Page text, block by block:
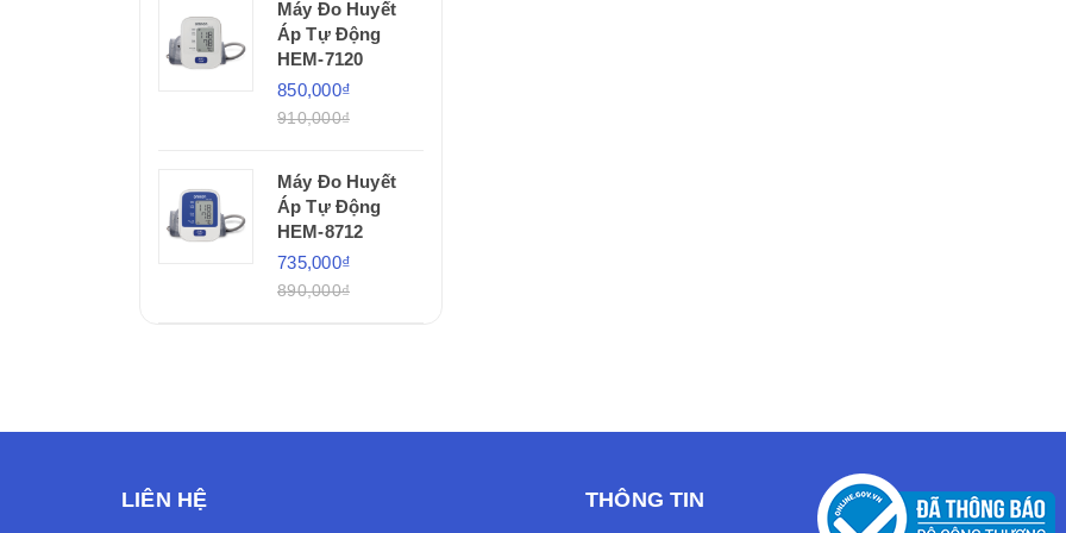
Máy Đo Huyết
Áp Tự Động
HEM-7120
850,000₫
910,000₫
Máy Đo Huyết
Áp Tự Động
HEM-8712
735,000₫
890,000₫
LIÊN HỆ THÔNG TIN